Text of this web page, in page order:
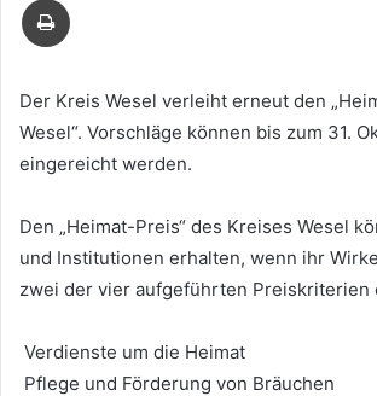
Der Kreis Wesel verleiht erneut den
Wesel“. Vorschläge können bis zum 31.
eingereicht werden.
Den „Heimat-Preis“ des Kreises Wesel
und Institutionen erhalten, wenn ihr
zwei der vier aufgeführten Preiskriterien
Verdienste um die Heimat
Pflege und Förderung von Bräuchen